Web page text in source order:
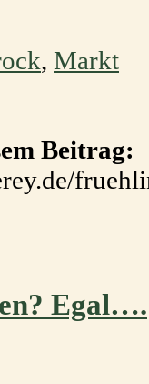
, Markt
Beitrag:
Egal….